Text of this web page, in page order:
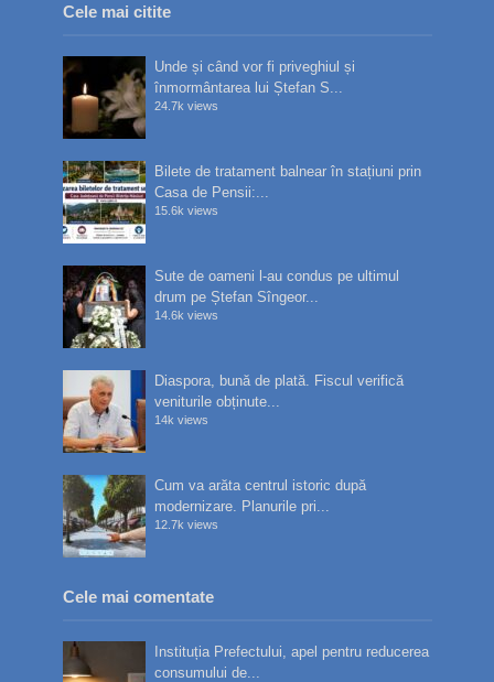
Cele mai citite
Unde și când vor fi priveghiul și
înmormântarea lui Ștefan S...
24.7k views
Bilete de tratament balnear în stațiuni prin
Casa de Pensii:...
15.6k views
Sute de oameni l-au condus pe ultimul
drum pe Ștefan Sîngeor...
14.6k views
Diaspora, bună de plată. Fiscul verifică
veniturile obținute...
14k views
Cum va arăta centrul istoric după
modernizare. Planurile pri...
12.7k views
Cele mai comentate
Instituția Prefectului, apel pentru reducerea
consumului de...